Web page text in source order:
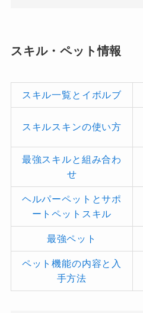
スキル・ペット情報
スキル一覧とイボルブ
スキルスキンの使い方
最強スキルと組み合わ
せ
ヘルパーペットとサポ
ートペットスキル
最強ペット
ペット機能の内容と入
手方法